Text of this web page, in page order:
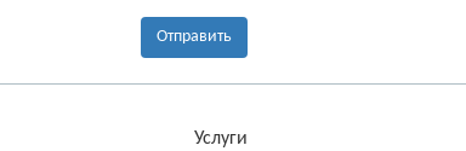
Отправить
Услуги